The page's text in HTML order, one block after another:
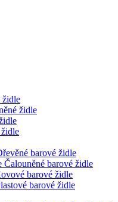
židle
židle
barové židle
Čalouněné barové židle
barové židle
barové židle